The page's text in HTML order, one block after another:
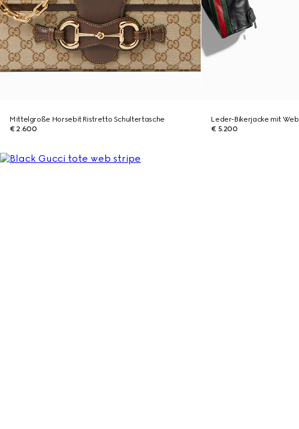
Mittelgroße Horsebit Ristretto Schultertasche
€ 2.600
Leder-Bikerjacke mit Web
€ 5.200